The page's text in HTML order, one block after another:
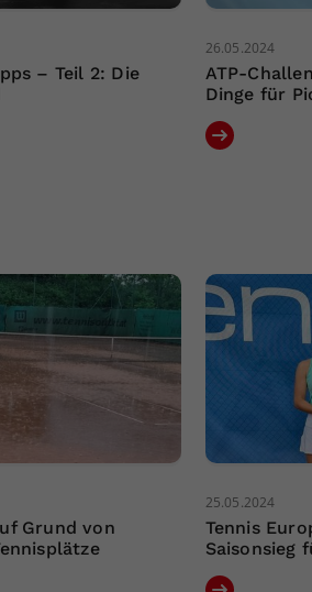
– Teil 2: Die
26.05.2024
ATP-
Dinge für
Grund von
25.05.2024
Tennis
Saisonsieg